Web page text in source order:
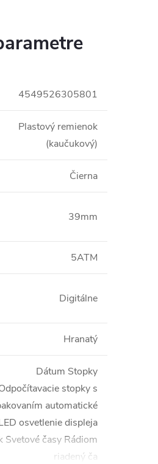
4549526305801
Plastový remienok
(kaučukový)
Čierna
39mm
5ATM
Digitálne
Hranatý
Dátum Stopky
stopky s
automatické
osvetlenie displeja
Svetové časy Rádiom
riadený ča